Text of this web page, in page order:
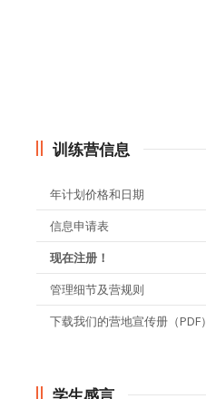
训练营信息
年计划价格和日期
信息申请表
现在注册！
管理细节及营规则
下载我们的营地宣传册（PDF）